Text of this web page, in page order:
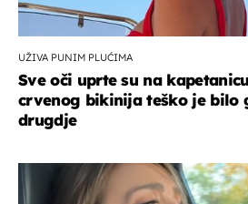
UŽIVA PUNIM PLUĆIMA
Sve oči uprte su na
crvenog bikinija teško je bilo
drugdje